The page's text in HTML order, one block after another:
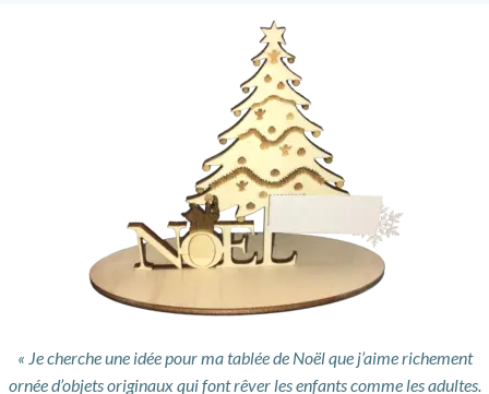
« Je cherche une idée pour ma tablée de Noël que j’aime richement
ornée d’objets originaux qui font rêver les enfants comme les adultes.